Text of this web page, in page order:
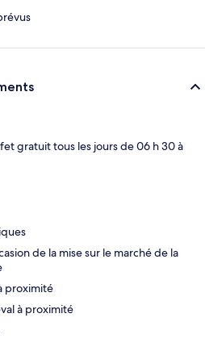
gratuit tous les jours de 06 h 30 à
de la mise sur le marché de la
proximité
à proximité